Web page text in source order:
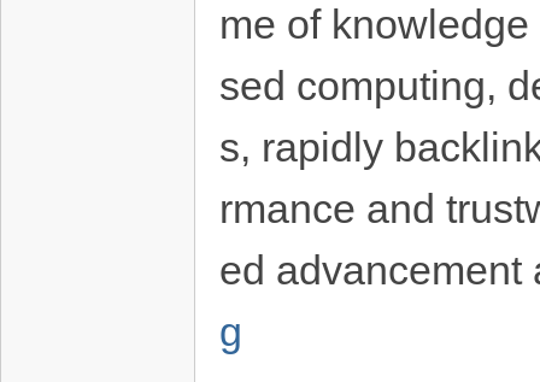
me of
sed computing,
s, rapidly
rmance and
ed
g